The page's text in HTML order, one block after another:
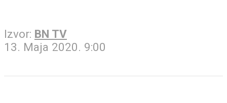
Izvor: BN TV
13. Maja 2020. 9:00